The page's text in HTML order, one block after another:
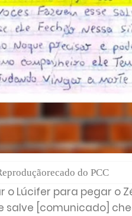
do PCC
Lúcifer para pegar o
salve [comunicado]